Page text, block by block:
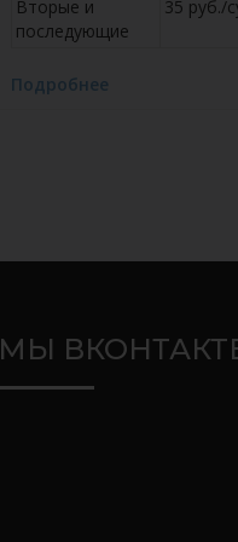
Вторые и
последующие
35 руб./
Подробнее
МЫ